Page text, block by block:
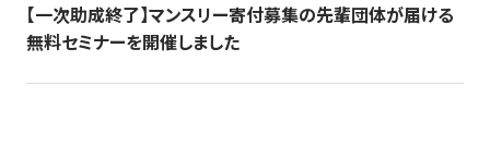
【一次助成終了】マンスリー寄付募集の先輩団体が届ける
無料セミナーを開催しました